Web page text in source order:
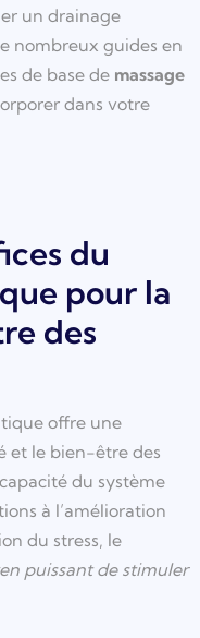
un drainage
nombreux guides en
de base de massage
dans votre
du
pour la
des
offre une
et le bien-être des
du système
à l’amélioration
du stress, le
puissant de stimuler